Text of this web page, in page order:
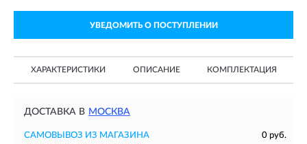
УВЕДОМИТЬ О ПОСТУПЛЕНИИ
ХАРАКТЕРИСТИКИ ОПИСАНИЕ КОМПЛЕКТАЦИЯ
ДОСТАВКА В МОСКВА
САМОВЫВОЗ ИЗ МАГАЗИНА
0 руб.